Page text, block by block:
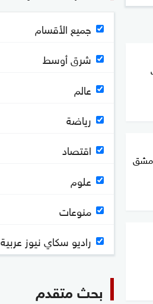
جميع الأقسام
شرق أوسط
عالم
رياضة
اقتصاد
علوم
منوعات
راديو سكاي نيوز عربية
بحث متقدم